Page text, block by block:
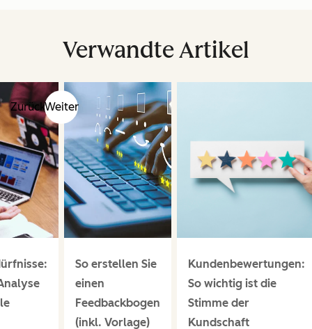
Verwandte Artikel
ZurückWeiter
So erstellen Sie
einen
Feedbackbogen
(inkl. Vorlage)
Kundenbewertungen:
So wichtig ist die
Stimme der
Kundschaft